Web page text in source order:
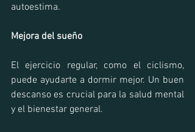
autoestima.
Mejora del sueño
El ejercicio regular, como el ciclismo,
puede ayudarte a dormir mejor. Un buen
descanso es crucial para la salud mental
y el bienestar general.